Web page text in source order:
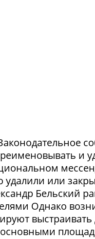
и
или
Бельский
Однако
выстраивать
основными